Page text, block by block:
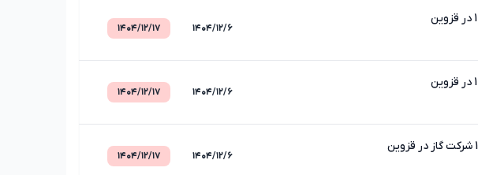
۱۴۰۴/۱۲/۶ ۱۴۰۴/۱۲/۱۷
۱۴۰۴/۱۲/۶ ۱۴۰۴/۱۲/۱۷
۱۴۰۴/۱۲/۶ ۱۴۰۴/۱۲/۱۷